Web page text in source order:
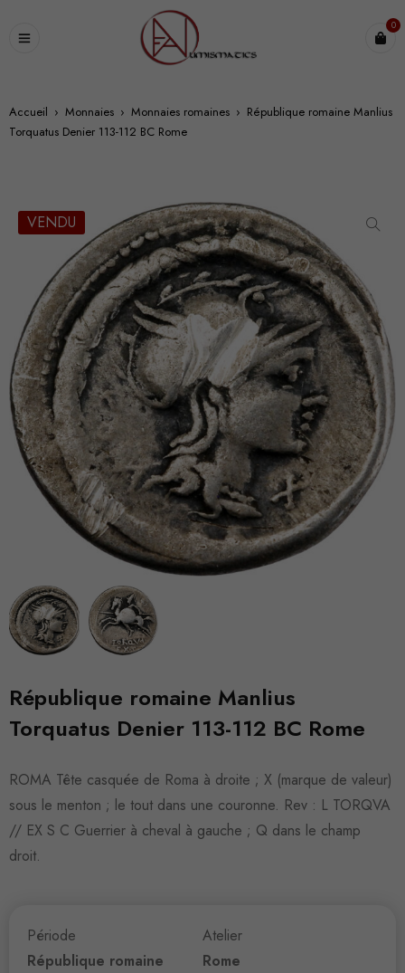
0
Accueil › Monnaies › Monnaies romaines › République romaine Manlius
Torquatus Denier 113-112 BC Rome
VENDU
République romaine Manlius
Torquatus Denier 113-112 BC Rome
ROMA Tête casquée de Roma à droite ; X (marque de valeur)
sous le menton ; le tout dans une couronne. Rev : L TORQVA
// EX S C Guerrier à cheval à gauche ; Q dans le champ
droit.
Période
République romaine
Atelier
Rome